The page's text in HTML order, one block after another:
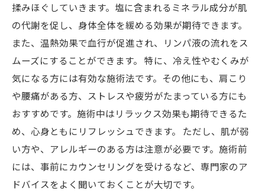
揉みほぐしていきます。塩に含まれるミネラル成分が肌
の代謝を促し、身体全体を緩める効果が期待できます。
また、温熱効果で血行が促進され、リンパ液の流れをス
ムーズにすることができます。 特に、冷え性やむくみが
気になる方には有効な施術法です。その他にも、肩こり
や腰痛がある方、ストレスや疲労がたまっている方にも
おすすめです。施術中はリラックス効果も期待できるた
め、心身ともにリフレッシュできます。 ただし、肌が弱
い方や、アレルギーのある方は注意が必要です。施術前
には、事前にカウンセリングを受けるなど、専門家のア
ドバイスをよく聞いておくことが大切です。